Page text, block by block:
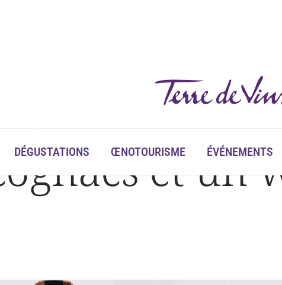
DÉGUSTATIONS ŒNOTOURISME ÉVÉNEMENTS
signés Merlet
et un